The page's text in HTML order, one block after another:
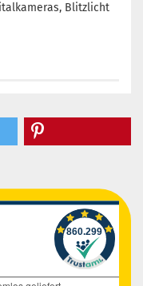
Blitzlicht